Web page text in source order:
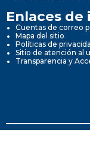
Enlaces de
Cuentas de correo
Mapa del sitio
Políticas de
Sitio de atención al
Transparencia y